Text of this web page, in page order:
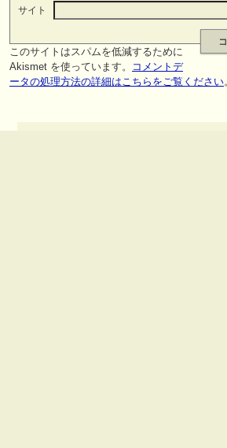
サイト
このサイトはスパムを低減するために
Akismet を使っています。
コメントデ
ータの処理方法の詳細はこちらをご覧ください